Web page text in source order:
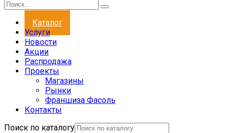
Каталог
Услуги
Новости
Акции
Распродажа
Проекты
Магазины
Рынки
Франшиза Фасоль
Контакты
Поиск по каталогу